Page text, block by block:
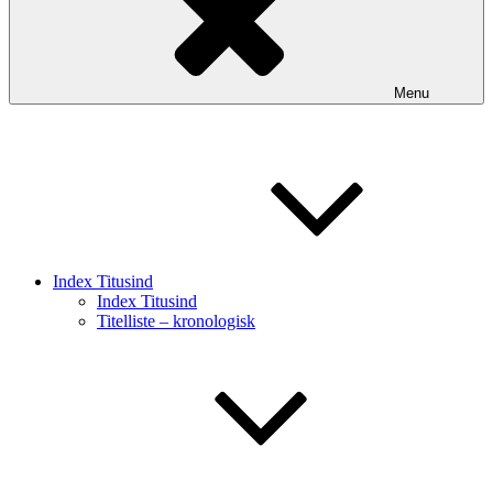
Menu
Index Titusind
Index Titusind
Titelliste – kronologisk